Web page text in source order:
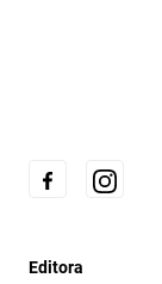
Editora